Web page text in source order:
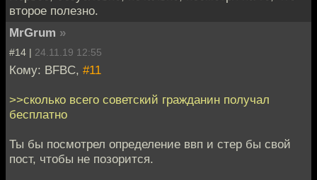
второе полезно.
MrGrum »
#14 | 24.11.19 12:55
Кому: BFBC, #11
>>сколько всего советский гражданин получал
бесплатно
Ты бы посмотрел определение ввп и стер бы свой
пост, чтобы не позорится.